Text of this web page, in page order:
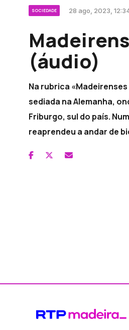
SOCIEDADE 28 ago, 2023,
(áudio)
Na rubrica
sediada na Alemanha,
Friburgo, sul do país.
reaprendeu a andar de